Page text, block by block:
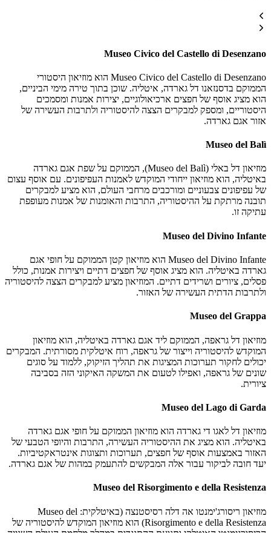
Museo Civico del Castello di Desenzano
Museo Civico del Castello di Desenzano הוא מוזיאון היסטורי
הממוקם בדסנזאנו דל גארדה, איטליה. שוכן בתוך טירה מימי הביניים,
הוא מציג אוסף של חפצים ארכיאולוגיים, יצירות אמנות ומסמכים
היסטוריים, ומספק למבקרים הצצה להיסטוריה ולתרבות העשירה של
אזור אגם גארדה.
Museo del Balì
מוזיאון דל באלי (Museo del Balì), הממוקם על שפת אגם גארדה
באיטליה, הוא מוזיאון ייחודי המוקדש לאמנות העפיפונים. עם אוסף עצום
של עפיפונים צבעוניים ומורכבים מרחבי העולם, הוא מציע למבקרים
תובנה מרתקת על ההיסטוריה, התרבות והאומנות של אמנות מעופפת
עתיקה זו.
Museo del Divino Infante
Museo del Divino Infante הוא מוזיאון קטן הממוקם על חופי אגם
גארדה באיטליה. הוא מציג אוסף של חפצים דתיים ויצירות אמנות, כולל
פסלים, ציורים ושרידים דתיים. המוזיאון מציע למבקרים הצצה להיסטוריה
ולתרבות הדתית העשירה של האזור.
Museo del Grappa
מוזיאון דל גראפה, הממוקם ליד אגם גארדה באיטליה, הוא מוזיאון
המוקדש להיסטוריה וייצור של גראפה, רוח איטלקית מסורתית. המבקרים
יכולים לחקור תערוכות המציגות את תהליך הזיקוק, ללמוד על סוגים
שונים של גראפה, ואפילו לטעום את המשקה האיקוני הזה בסביבה
ציורית.
Museo del Lago di Garda
מוזיאון דל לאגו די גארדה הוא מוזיאון הממוקם על חופי אגם גארדה
באיטליה. הוא מציג את ההיסטוריה העשירה, התרבות והיופי הטבעי של
האזור באמצעות אוסף של חפצים, תערוכות ותצוגות אינטראקטיביות.
יעד חובה לביקור עבור אלה המבקשים להתעמק במהות של אגם גארדה.
Museo del Risorgimento e della Resistenza
מוזיאון ריסורג'ימנטו אה דלה רסיסטנצה (באיטלקית: Museo del
Risorgimento e della Resistenza) הוא מוזיאון המוקדש להיסטוריה של